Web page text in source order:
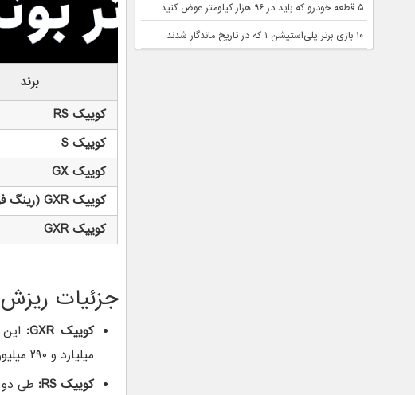
برند
کوییک RS
کوییک S
کوییک GX
کوییک GXR (رینگ فولادی)
کوییک GXR
جزئیات
کوییک GXR:
میلیارد و ۲۹۰ میلیون تومان رسیده است.
کوییک RS:
۵ قطعه خودرو که باید در ۹۶ هزار کیلومتر عوض کنید
۱۰ بازی برتر پلی‌استیشن ۱ که در تاریخ ماندگار شدند